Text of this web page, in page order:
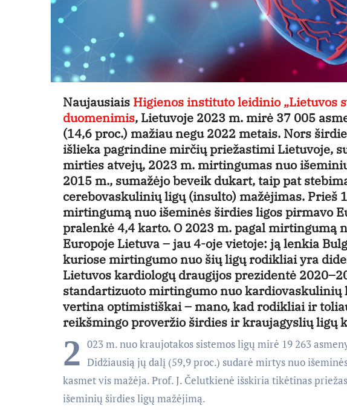
Naujausiais Higienos instituto leidinio „Lietuvos
duomenimis, Lietuvoje 2023 m. mirė 37 005
(14,6 proc.) mažiau negu 2022 metais. Nors
išlieka pagrindine mirčių priežastimi Lietuvoje,
mirties atvejų, 2023 m. mirtingumas nuo
2015 m., sumažėjo beveik dukart, taip pat
cerebovaskulinių ligų (insulto) mažėjimas. Prieš
mirtingumą nuo išeminės širdies ligos pirmavo
pralenkė 4,4 karto. O 2023 m. pagal mirtingumą
Europoje Lietuva – jau 4-oje vietoje: ją lenkia
kuriose mirtingumo nuo šių ligų rodikliai yra
Lietuvos kardiologų draugijos prezidentė
standartizuoto mirtingumo nuo kardiovaskulinių
vertina optimistiškai – mano, kad rodikliai ir
reikšmingo proveržio širdies ir kraujagyslių ligų
2 023 m. nuo kraujotakos sistemos ligų mirė 19 263
Didžiausią jų dalį (59,9 proc.) sudarė mirtys nuo
kasmet vis mažėja. Prof. J. Čelutkienė išskiria tikėtinas
išeminių širdies ligų mažėjimą.